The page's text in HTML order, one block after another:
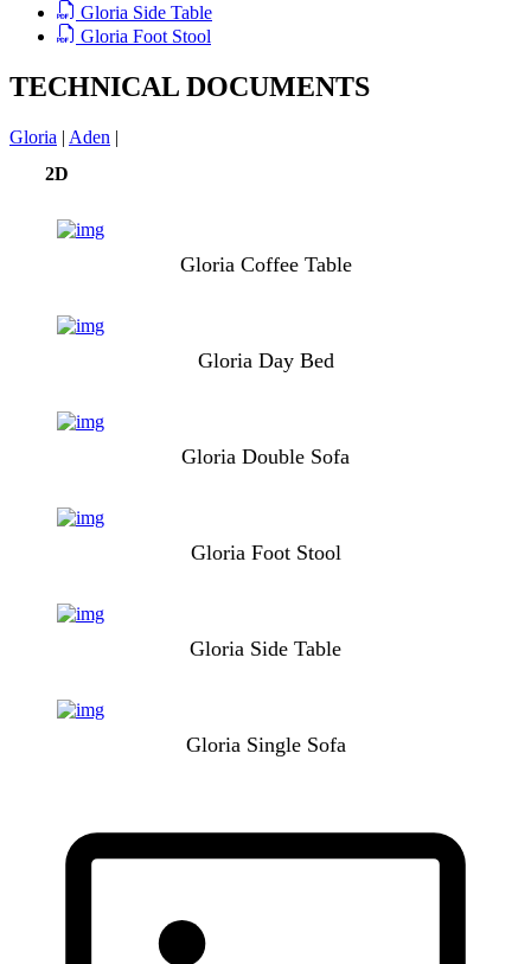
Gloria Side Table
Gloria Foot Stool
TECHNICAL DOCUMENTS
Gloria | Aden |
2D
Gloria Coffee Table
Gloria Day Bed
Gloria Double Sofa
Gloria Foot Stool
Gloria Side Table
Gloria Single Sofa